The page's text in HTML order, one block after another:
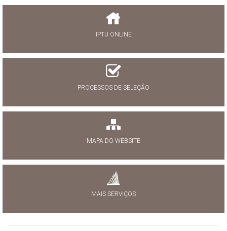
IPTU ONLINE
PROCESSOS DE SELEÇÃO
MAPA DO WEBSITE
MAIS SERVIÇOS